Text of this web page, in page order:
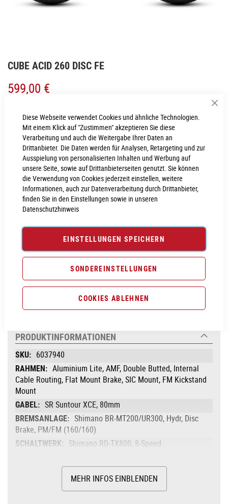
Diese Webseite verwendet Cookies und ähnliche Technologien.
Mit einem Klick auf "Zustimmen" akzeptieren Sie diese
Verarbeitung und auch die Weitergabe Ihrer Daten an
Drittanbieter. Die Daten werden für Analysen, Retargeting und zur
Ausspielung von personalisierten Inhalten und Werbung auf
unsere Seite, sowie auf Drittanbieterseiten genutzt. Sie können
die Verwendung von Cookies jederzeit einstellen, weitere
Informationen, auch zur Datenverarbeitung durch Drittanbieter,
finden Sie in den Einstellungen sowie in unseren
Datenschutzhinweis
EINSTELLUNGEN SPEICHERN
SONDEREINSTELLUNGEN
COOKIES ABLEHNEN
Anfang
Bildgalerie
CUBE ACID 260 DISC FE
599,00 €
49,92€(0% Finanzierungszeitraum 12 Monate)
LIEFERZEIT
im Onlineshop erfragen
Dieser Artikel ist nicht verfügbar.
Für Anfragen zur Verfügbarkeit schreiben Sie uns gerne an
store-neumarkt.de
Vergleichsliste:
PRODUKTINFORMATIONEN
Produktinformationen
6037940
Aluminium Lite, AMF, Double Butted, Internal
Cable Routing, Flat Mount Brake, SIC Mount, FM Kickstand
Mount
SR Suntour XCE, 80mm
Shimano BR-MT200/UR300, Hydr, Disc
Brake, PM/FM (160/160)
Shimano RD-TX800, 8-Speed
Shimano FC-M315, 36x22T, 170mm
Shimano CS-HG200, 12-32T
MEHR INFOS EINBLENDEN